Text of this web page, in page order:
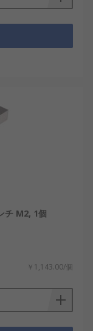
チ M2, 1個
￥1,143.00/個